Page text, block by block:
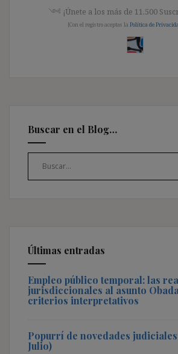
༺ ¡Únete a los más de 11.500
[Con el registro aceptas la Política de
Buscar en el Blog…
Últimas entradas
Empleo público temporal: las
jurisdiccionales al asunto
criterios interpretativos
Popurrí de novedades judiciales
Julio)